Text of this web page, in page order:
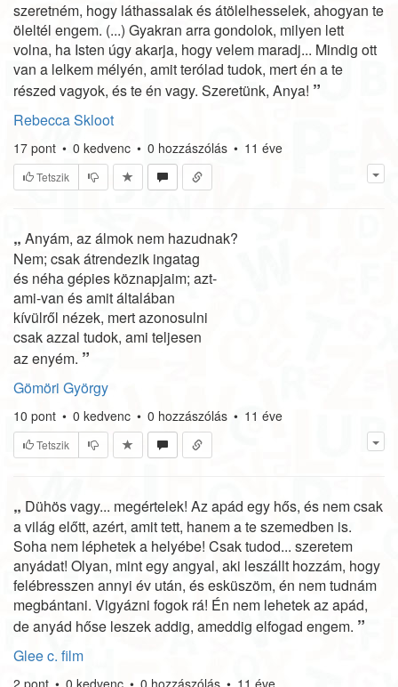
szeretném, hogy láthassalak és átölelhesselek, ahogyan te
öleltél engem. (...) Gyakran arra gondolok, milyen lett
volna, ha Isten úgy akarja, hogy velem maradj... Mindig ott
van a lelkem mélyén, amit terólad tudok, mert én a te
részed vagyok, és te én vagy. Szeretünk, Anya! ”
Rebecca Skloot
17 pont • 0 kedvenc • 0 hozzászólás • 11 éve
Tetszik
„ Anyám, az álmok nem hazudnak?
Nem; csak átrendezik ingatag
és néha gépies köznapjaim; azt-
ami-van és amit általában
kívülről nézek, mert azonosulni
csak azzal tudok, ami teljesen
az enyém. ”
Gömöri György
10 pont • 0 kedvenc • 0 hozzászólás • 11 éve
Tetszik
„ Dühös vagy... megértelek! Az apád egy hős, és nem csak
a világ előtt, azért, amit tett, hanem a te szemedben is.
Soha nem léphetek a helyébe! Csak tudod... szeretem
anyádat! Olyan, mint egy angyal, aki leszállt hozzám, hogy
felébresszen annyi év után, és esküszöm, én nem tudnám
megbántani. Vigyázni fogok rá! Én nem lehetek az apád,
de anyád hőse leszek addig, ameddig elfogad engem. ”
Glee c. film
2 pont • 0 kedvenc • 0 hozzászólás • 11 éve